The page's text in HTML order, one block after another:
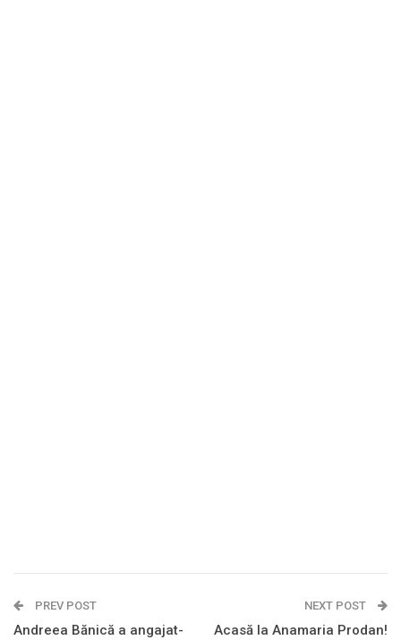
PREV POST
Andreea Bănică a angajat-
NEXT POST
Acasă la Anamaria Prodan!